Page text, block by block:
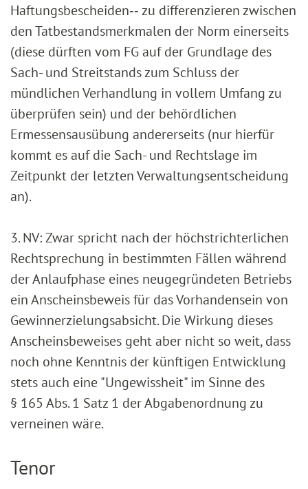
Haftungsbescheiden‑‑ zu differenzieren zwischen
den Tatbestandsmerkmalen der Norm einerseits
(diese dürften vom FG auf der Grundlage des
Sach- und Streitstands zum Schluss der
mündlichen Verhandlung in vollem Umfang zu
überprüfen sein) und der behördlichen
Ermessensausübung andererseits (nur hierfür
kommt es auf die Sach- und Rechtslage im
Zeitpunkt der letzten Verwaltungsentscheidung
an).
3. NV: Zwar spricht nach der höchstrichterlichen
Rechtsprechung in bestimmten Fällen während
der Anlaufphase eines neugegründeten Betriebs
ein Anscheinsbeweis für das Vorhandensein von
Gewinnerzielungsabsicht. Die Wirkung dieses
Anscheinsbeweises geht aber nicht so weit, dass
noch ohne Kenntnis der künftigen Entwicklung
stets auch eine "Ungewissheit" im Sinne des
§ 165 Abs. 1 Satz 1 der Abgabenordnung zu
verneinen wäre.
Tenor